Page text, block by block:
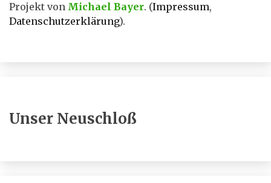
Projekt von Michael Bayer. (Impressum,
Datenschutzerklärung).
Unser Neuschloß